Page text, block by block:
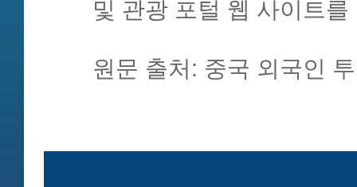
및 관광 포털 웹 사이트를
원문 출처: 중국 외국인